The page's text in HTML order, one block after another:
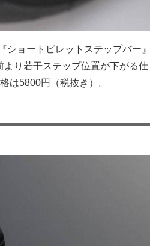
ョートビレットステップバー』
り若干ステップ位置が下がる仕
は5800円（税抜き）。